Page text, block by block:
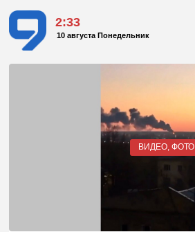
2:33
10 августа Понедельник
ВИДЕО, ФОТО